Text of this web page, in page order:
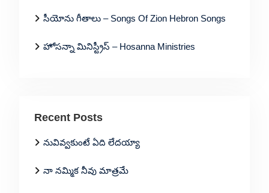
సీయోను గీతాలు – Songs Of Zion Hebron Songs
హోసన్నా మినిస్ట్రీస్ – Hosanna Ministries
Recent Posts
నువివ్వకుంటే ఏది లేదయ్యా
నా నమ్మిక నీవు మాత్రమే